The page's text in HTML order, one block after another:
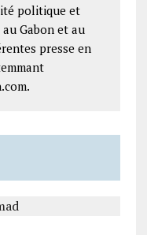
politique et
Gabon et au
presse en